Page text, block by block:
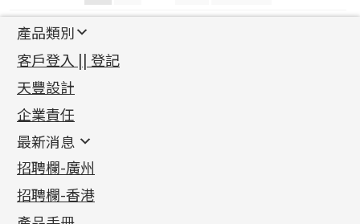
章
導
覽
產品類別
新產品
足金系列
足金配件
機織鏈系列
珠仔鏈
镶口链
管狀網鏈
十字車花鏈系列
十字閃O鏈系列
十字錘打鏈系列
首飾配件
耳環類配件
卷迫系列
螺絲迫系列
梅花迫系列
平臺迫系列
鏈類配件
動感車花吊墜
調節珠系列
生圈扣系列
其他類配件
珠盤系列
袖口鈕系列
珠類配件
無孔光身珠
鑲口類
四爪頭系列
六爪頭系列
車花片
動感車花片
首飾系列
手镯系列
戒指系列
空心耳環
貴金屬原料
千足金
記憶金屬系列
記憶戒指
客戶登入 || 登記
天豐設計
企業責任
最新消息
最新消息
各項證書(2)
招聘欄-廣州
招聘欄-香港